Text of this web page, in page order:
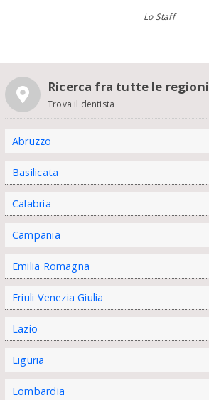
Lo Staff
Ricerca fra tutte le regioni
Trova il dentista
Abruzzo
Basilicata
Calabria
Campania
Emilia Romagna
Friuli Venezia Giulia
Lazio
Liguria
Lombardia